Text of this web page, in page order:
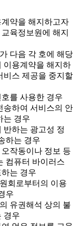
약을 해지하고자
육정보원에 해지
다음 각 호에 해당
이용계약을 해지하
비스 제공을 중지할
를 사용한 경우
송하여 서비스의 안
는 경우
반하는 광고성 정
하는 경우
작동이나 정보 등
컴퓨터 바이러스
는 경우
회로부터의 이용
우
유권해석 상의 불
경우